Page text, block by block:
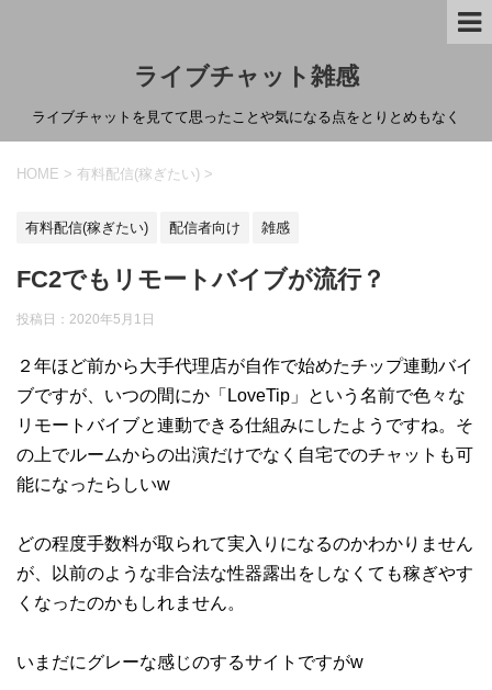
ライブチャット雑感
ライブチャットを見てて思ったことや気になる点をとりとめもなく
HOME > 有料配信(稼ぎたい) >
有料配信(稼ぎたい) 配信者向け 雑感
FC2でもリモートバイブが流行？
投稿日： 2020年5月1日
２年ほど前から大手代理店が自作で始めたチップ連動バイ
ブですが、いつの間にか「LoveTip」という名前で色々な
リモートバイブと連動できる仕組みにしたようですね。そ
の上でルームからの出演だけでなく自宅でのチャットも可
能になったらしいw
どの程度手数料が取られて実入りになるのかわかりません
が、以前のような非合法な性器露出をしなくても稼ぎやす
くなったのかもしれません。
いまだにグレーな感じのするサイトですがw